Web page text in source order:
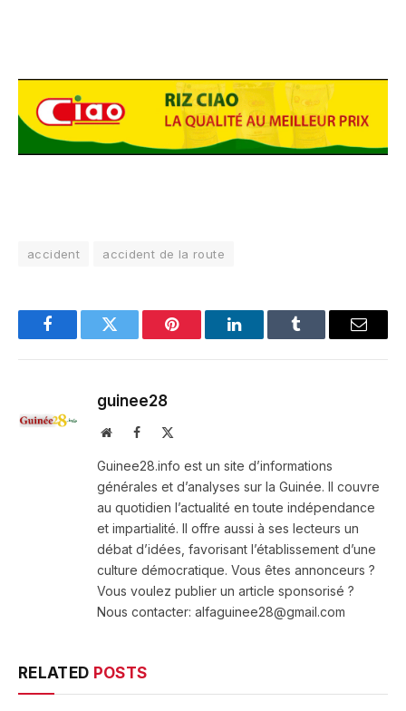
accident accident de la route
FacebookTwitter Pinterest LinkedInTumblr Email
guinee28
WebsiteFacebook
Guinee28.info est un site d’informations
générales et d’analyses sur la Guinée. Il couvre
au quotidien l’actualité en toute indépendance
et impartialité. Il offre aussi à ses lecteurs un
débat d’idées, favorisant l’établissement d’une
culture démocratique. Vous êtes annonceurs ?
Vous voulez publier un article sponsorisé ?
Nous contacter: alfaguinee28@gmail.com
RELATED POSTS